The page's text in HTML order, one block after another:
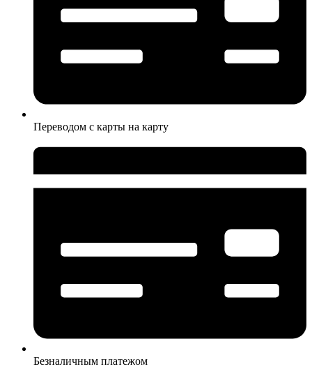
Переводом с карты на карту
Безналичным платежом